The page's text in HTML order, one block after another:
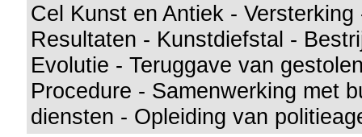
Cel Kunst en Antiek - Versterking
Resultaten - Kunstdiefstal -
Evolutie - Teruggave van
Procedure - Samenwerking met
diensten - Opleiding van